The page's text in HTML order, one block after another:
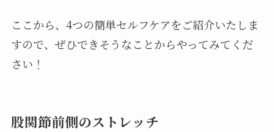
ここから、4つの簡単セルフケアをご紹介いたしま
すので、ぜひできそうなことからやってみてくだ
さい！
股関節前側のストレッチ